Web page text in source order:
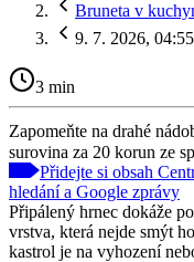
Bruneta v
9. 7. 2026, 04:55
3 min
Zapomeňte na drahé
surovina za 20 korun ze
Přidejte si obsah
hledání a Google zprávy
Připálený hrnec dokáže
vrstva, která nejde smýt
kastrol je na vyhození